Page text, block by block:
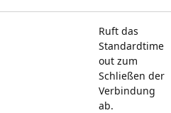
Ruft das
Standardtime
out zum
Schließen der
Verbindung
ab.